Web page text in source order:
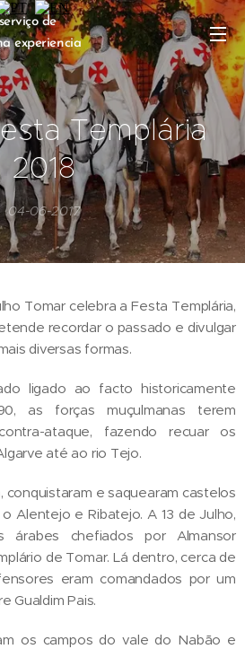
de
experiencia
Templária
2018
04-06-2017
Tomar celebra a Festa Templária,
recordar o passado e divulgar
diversas formas.
ligado ao facto historicamente
as forças muçulmanas terem
ataque, fazendo recuar os
até ao rio Tejo.
conquistaram e saquearam castelos
Alentejo e Ribatejo. A 13 de Julho,
árabes chefiados por Almansor
de Tomar. Lá dentro, cerca de
eram comandados por um
Gualdim Pais.
os campos do vale do Nabão e